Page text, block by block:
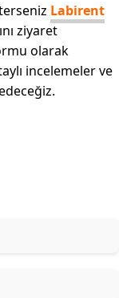
Labirent
ziyaret
olarak
incelemeler ve